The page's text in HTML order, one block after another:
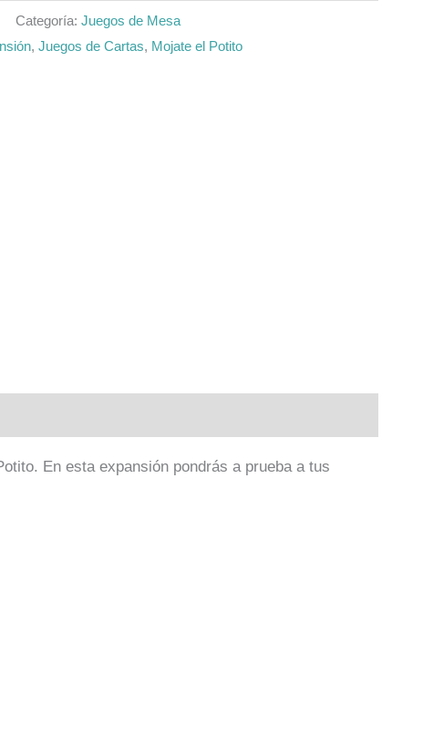
Categoría: Juegos de Mesa
, Juegos de Cartas, Mojate el Potito
En esta expansión pondrás a prueba a tus